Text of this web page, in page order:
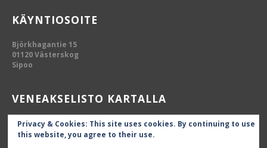
KÄYNTIOSOITE
Björkhagantie 15
01120 Västerskog
Sipoo
VENEAKSELISTO KARTALLA
Privacy & Cookies: This site uses cookies. By continuing to use
this website, you agree to their use.